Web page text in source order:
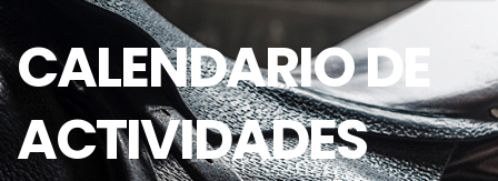
CALENDARIO DE
ACTIVIDADES